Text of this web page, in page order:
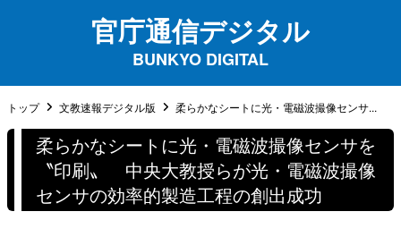
官庁通信デジタル
BUNKYO DIGITAL
トップ 文教速報デジタル版 柔らかなシートに光・電磁波撮像センサ...
柔らかなシートに光・電磁波撮像センサを
〝印刷〟 中央大教授らが光・電磁波撮像
センサの効率的製造工程の創出成功